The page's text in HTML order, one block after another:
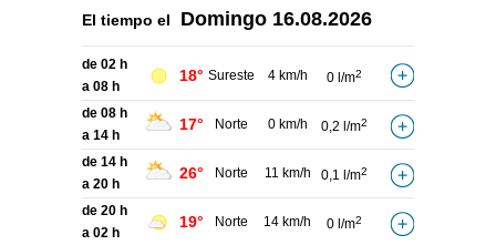
El tiempo el Domingo 16.08.2026
de 02 h
a 08 h
18° Sureste 4 km/h 0 l/m2
de 08 h
a 14 h
17° Norte 0 km/h 0,2 l/m2
de 14 h
a 20 h
26° Norte 11 km/h 0,1 l/m2
de 20 h
a 02 h
19° Norte 14 km/h 0 l/m2